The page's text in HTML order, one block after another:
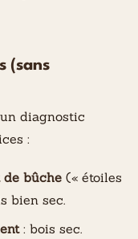
(sans
diagnostic
:
de bûche (« étoiles
bien sec.
: bois sec.